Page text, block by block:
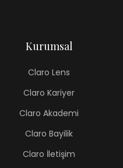
Kurumsal
Claro Lens
Claro Kariyer
Claro Akademi
Claro Bayilik
Claro İletişim